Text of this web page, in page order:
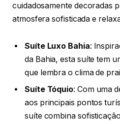
cuidadosamente decoradas
atmosfera sofisticada e
Suíte Luxo Bahia:
da Bahia, esta suíte tem
que lembra o clima de
Suíte Tóquio: Com uma
aos principais pontos
suíte combina